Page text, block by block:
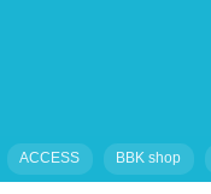
ACCESS BBK shop